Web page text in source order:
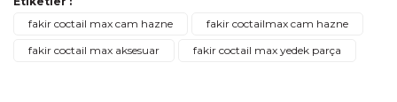
Görüş ve önerileriniz için teşekkür ederiz.
fakir coctail max cam hazne
fakir coctailmax cam hazne
fakir coctail max aksesuar
fakir coctail max yedek parça